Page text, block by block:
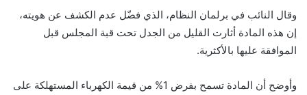
وقال النائب في برلمان النظام، الذي فضّل عدم الكشف عن هويته،
إن هذه المادة أثارت القليل من الجدل تحت قبة المجلس قبل
الموافقة عليها بالأكثرية.
وأوضح أن المادة تسمح بفرض 1% من قيمة الكهرباء المستهلكة على